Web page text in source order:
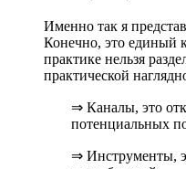
Именно так я
Конечно, это единый
практике нельзя
практической
⇒ Каналы, это
потенциальных
⇒ Инструменты,